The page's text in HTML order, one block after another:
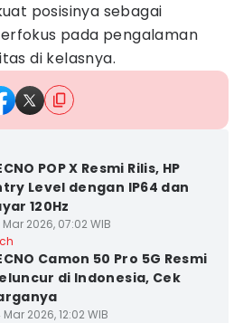
posisinya sebagai
pada pengalaman
di kelasnya.
POP X Resmi Rilis, HP
Level dengan IP64 dan
120Hz
Mar 2026, 07:02 WIB
Camon 50 Pro 5G Resmi
di Indonesia, Cek
Mar 2026, 12:02 WIB